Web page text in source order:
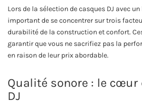
Lors de la sélection de casques DJ avec
important de se concentrer sur trois
durabilité de la construction et confort.
garantir que vous ne sacrifiez pas la
en raison de leur prix abordable.
Qualité sonore : le cœur
DJ